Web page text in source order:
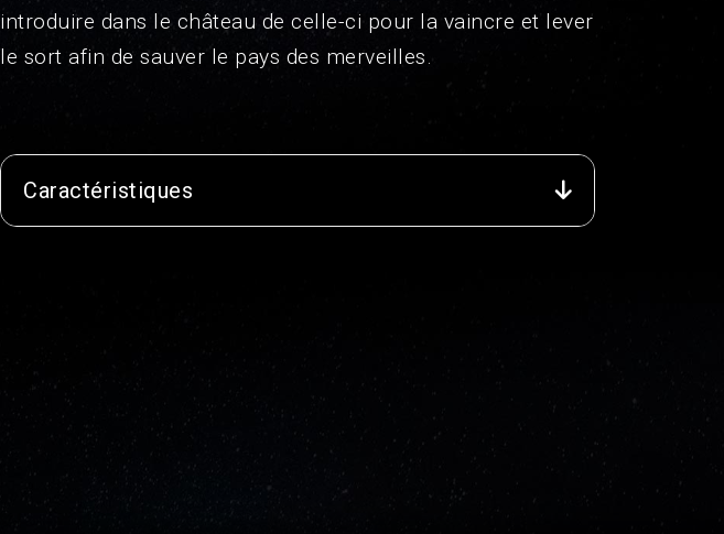
introduire dans le château de celle-ci pour la vaincre et lever
le sort afin de sauver le pays des merveilles.
Caractéristiques